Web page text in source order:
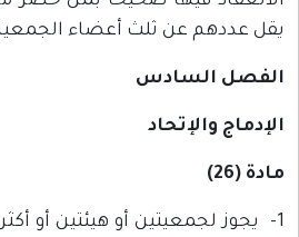
يقل عددهم عن ثلث أعضاء الجمعية
الفصل السادس
الإدماج والإتحاد
مادة (26)
1- يجوز لجمعيتين أو هيئتين أو